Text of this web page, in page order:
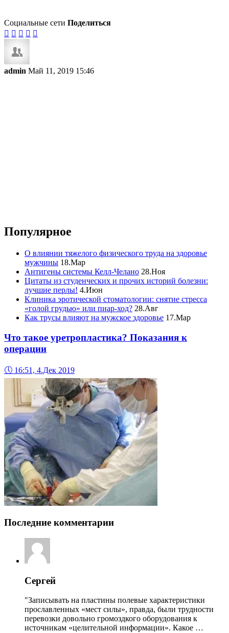
Социальные сети Поделиться
    
admin Май 11, 2019 15:46
Популярное
О влиянии тяжелого физического труда на здоровье
мужчины 18.Мар
Антигены системы Келл-Челано 28.Ноя
Цитаты из студенческих и прочих историй болезни:
лучшие перлы! 4.Июн
Клиника эротической стоматологии: снятие стресса
«голой грудью» или пиар-ход? 28.Авг
Как трусы влияют на мужское здоровье 17.Мар
Что такое уретропластика? Показания к
операции
🕔 16:51, 4.Дек 2019
Последние комментарии
Сергей
"Записывать на пластины полевые характеристики
прославленных «мест силы», правда, были трудности
перевозки довольно громоздкого оборудования к
источникам «целительной информации». Какое …